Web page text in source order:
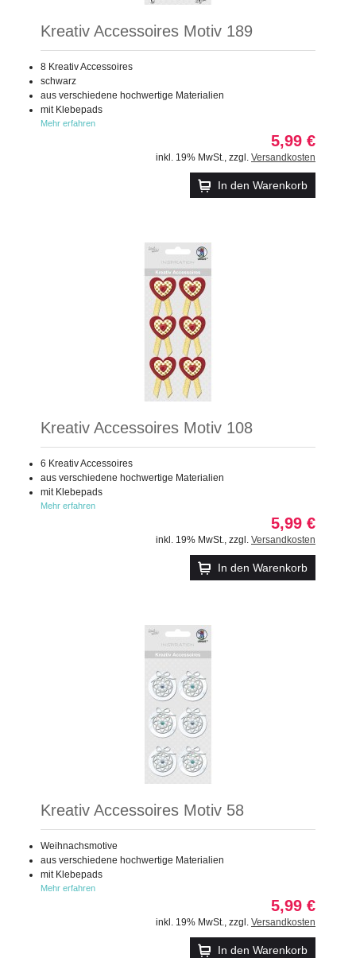
Kreativ Accessoires Motiv 189
8 Kreativ Accessoires
schwarz
aus verschiedene hochwertige Materialien
mit Klebepads
Mehr erfahren
5,99 €
inkl. 19% MwSt. zzgl. Versandkosten
In den Warenkorb
Kreativ Accessoires Motiv 108
6 Kreativ Accessoires
aus verschiedene hochwertige Materialien
mit Klebepads
Mehr erfahren
5,99 €
inkl. 19% MwSt. zzgl. Versandkosten
In den Warenkorb
Kreativ Accessoires Motiv 58
Weihnachsmotive
aus verschiedene hochwertige Materialien
mit Klebepads
Mehr erfahren
5,99 €
inkl. 19% MwSt. zzgl. Versandkosten
In den Warenkorb